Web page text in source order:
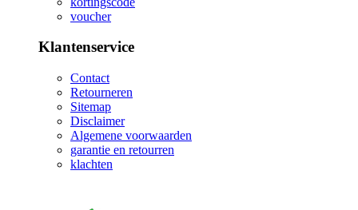
voucher
Klantenservice
Contact
Retourneren
Sitemap
Disclaimer
Algemene voorwaarden
garantie en retourren
klachten